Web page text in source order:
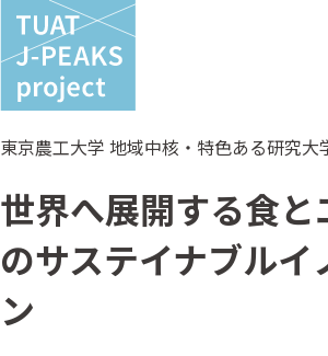
東京農工大学 地域中核・特色ある研究大
世界へ展開する食と
のサステイナブルイ
ン